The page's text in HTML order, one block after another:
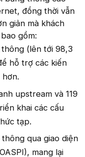
đồng thời vẫn
giản mà khách
gồm:
(lên tới 98,3
hỗ trợ các kiến
upstream và 119
khai các cấu
tạp.
qua giao diện
mang lại